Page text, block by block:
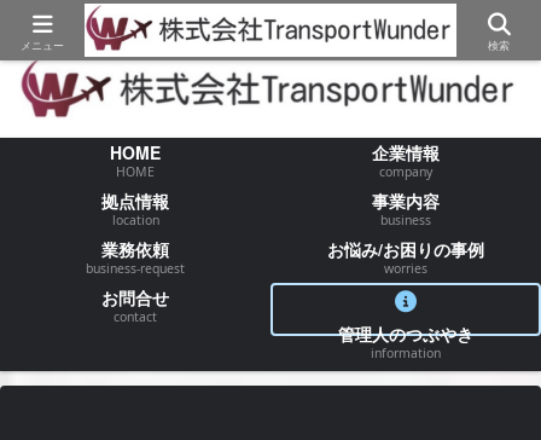
【物流/運送/配送】でお困りの事が御座いましたらお気軽にご相談ください
HOME
HOME
企業情報
company
拠点情報
location
事業内容
business
業務依頼
business-request
お悩み/お困りの事例
worries
お問合せ
contact
管理人のつぶやき
information
メニュー 検索